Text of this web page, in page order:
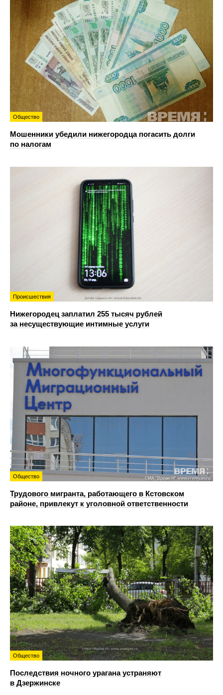
Общество
Мошенники убедили нижегородца погасить долги
по налогам
Происшествия
Нижегородец заплатил 255 тысяч рублей
за несуществующие интимные услуги
Общество
Трудового мигранта, работающего в Кстовском
районе, привлекут к уголовной ответственности
Общество
Последствия ночного урагана устраняют
в Дзержинске